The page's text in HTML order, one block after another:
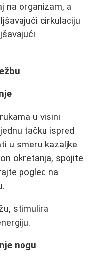
na organizam, a
cirkulaciju
u visini
tačku ispred
u smeru kazaljke
okretanja, spojite
pogled na
stimulira
nogu